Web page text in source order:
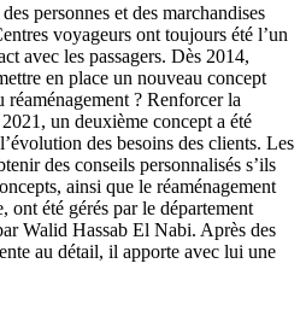
personnes et des marchandises
voyageurs ont toujours été l’un
avec les passagers. Dès 2014,
en place un nouveau concept
réaménagement ? Renforcer la
un deuxième concept a été
des besoins des clients. Les
des conseils personnalisés s’ils
ainsi que le réaménagement
ont été gérés par le département
Walid Hassab El Nabi. Après des
au détail, il apporte avec lui une